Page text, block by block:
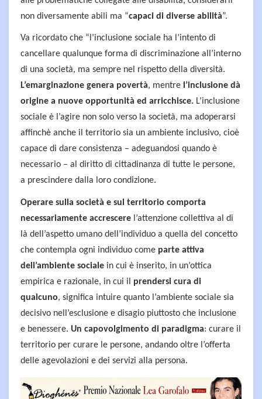
non diversamente abili ma “capaci di diverse abilità”.
Va ricordato che “l’inclusione sociale ha l’intento di
cancellare qualunque forma di discriminazione all’interno
di una società, ma sempre nel rispetto della diversità.
L’emarginazione genera povertà, mentre l’inclusione dà
origine a nuove opportunità ed arricchisce. L’inclusione
sociale è l’agire non solo verso la società, ma adoperarsi
affinchè anche il territorio sia un ambiente inclusivo, cioè
capace di dare consistenza – adeguandosi quando è
necessario – al diritto di cittadinanza di tutte le persone,
a prescindere dalla loro condizione.
Operare sulla società e sul territorio comporta
necessariamente accrescere l’attenzione collettiva al di
là dell’aspetto umano dell’individuo a quella del concetto
che contempla ogni individuo come parte attiva
dell’ambiente sociale in cui è inserito, in un’ottica
empirica e razionale, in cui il prendersi cura di
qualcuno, significa intuire quanto l’ambiente sociale sia
decisivo nell’esclusione e disagio piuttosto che inclusione
e benessere. Un capovolgimento di paradigma: curare il
territorio per curare le persone, andando oltre l’offerta
delle agevolazioni e dei servizi alla persona.